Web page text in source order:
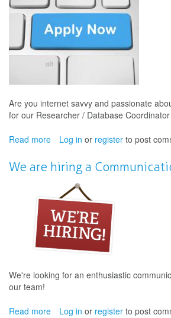
Are you internet savvy and passionate
for our Researcher / Database
Read more about
hiring
a
Researcher/Database
Coordinator
Log in or register to post
We are hiring a
We're looking for an enthusiastic
our team!
Read more about
Log in or register to post